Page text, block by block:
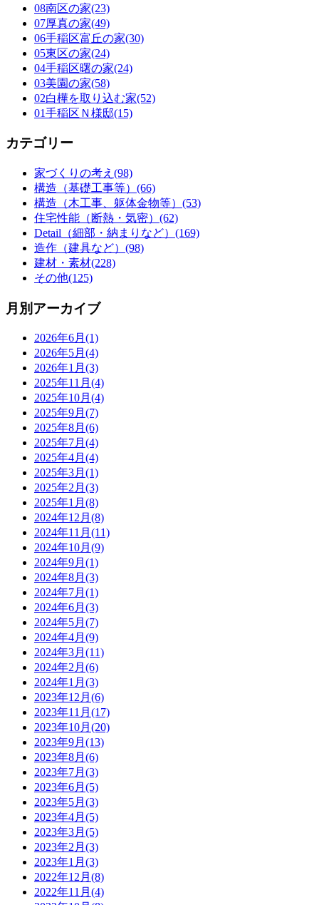
08南区の家(23)
07厚真の家(49)
06手稲区富丘の家(30)
05東区の家(24)
04手稲区曙の家(24)
03美園の家(58)
02白樺を取り込む家(52)
01手稲区Ｎ様邸(15)
カテゴリー
家づくりの考え(98)
構造（基礎工事等）(66)
構造（木工事、躯体金物等）(53)
住宅性能（断熱・気密）(62)
Detail（細部・納まりなど）(169)
造作（建具など）(98)
建材・素材(228)
その他(125)
月別アーカイブ
2026年6月(1)
2026年5月(4)
2026年1月(3)
2025年11月(4)
2025年10月(4)
2025年9月(7)
2025年8月(6)
2025年7月(4)
2025年4月(4)
2025年3月(1)
2025年2月(3)
2025年1月(8)
2024年12月(8)
2024年11月(11)
2024年10月(9)
2024年9月(1)
2024年8月(3)
2024年7月(1)
2024年6月(3)
2024年5月(7)
2024年4月(9)
2024年3月(11)
2024年2月(6)
2024年1月(3)
2023年12月(6)
2023年11月(17)
2023年10月(20)
2023年9月(13)
2023年8月(6)
2023年7月(3)
2023年6月(5)
2023年5月(3)
2023年4月(5)
2023年3月(5)
2023年2月(3)
2023年1月(3)
2022年12月(8)
2022年11月(4)